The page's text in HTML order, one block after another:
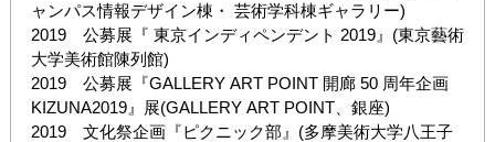
ャンパス情報デザイン棟・ 芸術学科棟ギャラリー)
2019　公募展『 東京インディペンデント 2019』(東京藝術
大学美術館陳列館)
2019　公募展『GALLERY ART POINT 開廊 50 周年企画
KIZUNA2019』展(GALLERY ART POINT、銀座)
2019　文化祭企画『ピクニック部』(多摩美術大学八王子